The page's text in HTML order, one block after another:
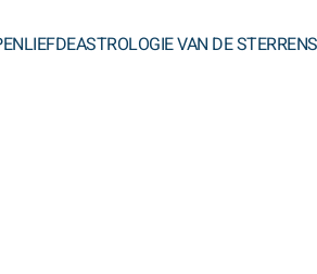
LIEFDEASTROLOGIE VAN DE STERREN